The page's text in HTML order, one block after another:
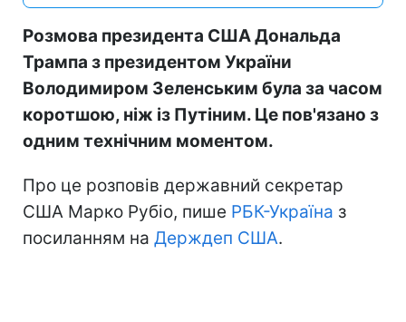
Розмова президента США Дональда
Трампа з президентом України
Володимиром Зеленським була за часом
коротшою, ніж із Путіним. Це пов'язано з
одним технічним моментом.
Про це розповів державний секретар
США Марко Рубіо, пише РБК-Україна з
посиланням на Держдеп США.